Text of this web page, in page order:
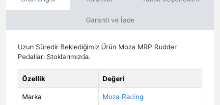
Garanti ve İade
Uzun Süredir Beklediğimiz Ürün Moza MRP Rudder
Pedalları Stoklarımızda.
Özellik Değeri
Marka Moza Racing